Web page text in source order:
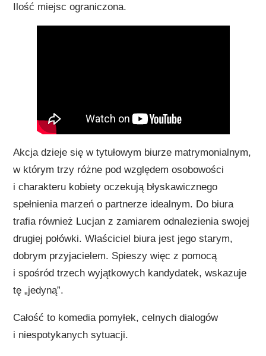
Ilość miejsc ograniczona.
Akcja dzieje się w tytułowym biurze matrymonialnym,
w którym trzy różne pod względem osobowości
i charakteru kobiety oczekują błyskawicznego
spełnienia marzeń o partnerze idealnym. Do biura
trafia również Lucjan z zamiarem odnalezienia swojej
drugiej połówki. Właściciel biura jest jego starym,
dobrym przyjacielem. Spieszy więc z pomocą
i spośród trzech wyjątkowych kandydatek, wskazuje
tę „jedyną”.
Całość to komedia pomyłek, celnych dialogów
i niespotykanych sytuacji.